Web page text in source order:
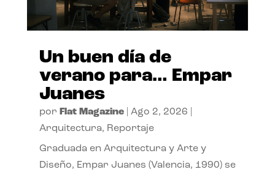
Un buen día de
verano para… Empar
Juanes
por Flat Magazine| Ago 2, 2026
Arquitectura, Reportaje
Graduada en Arquitectura y Arte y
Diseño, Empar Juanes (Valencia, 1990) se